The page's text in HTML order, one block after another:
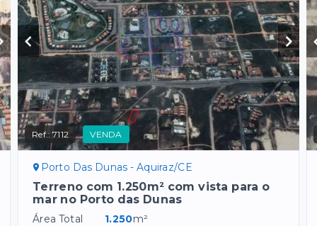
Ref.:7112 VENDA
Porto Das Dunas - Aquiraz/CE
Terreno com 1.250m² com vista para o
mar no Porto das Dunas
Área Total 1.250m²